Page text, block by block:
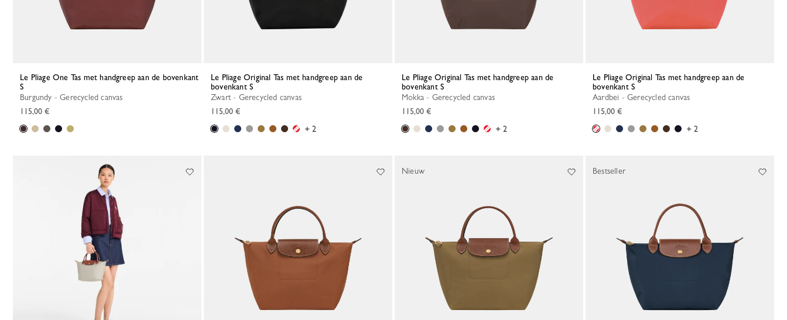
Le Pliage One Tas met handgreep aan de bovenkant
S
Burgundy - Gerecycled canvas
115,00 €
Le Pliage Original Tas met handgreep aan de
bovenkant S
Zwart - Gerecycled canvas
115,00 €
+ 2
Le Pliage Original Tas met handgreep aan de
bovenkant S
Mokka - Gerecycled canvas
115,00 €
+ 2
Le Pliage Original Tas met handgreep aan de
bovenkant S
Aardbei - Gerecycled canvas
115,00 €
+ 2
Nieuw Bestseller